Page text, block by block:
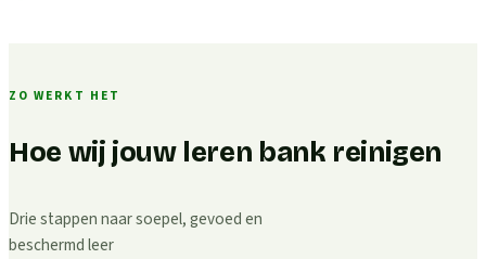
ZO WERKT HET
Hoe wij jouw leren bank reinigen
Drie stappen naar soepel, gevoed en
beschermd leer